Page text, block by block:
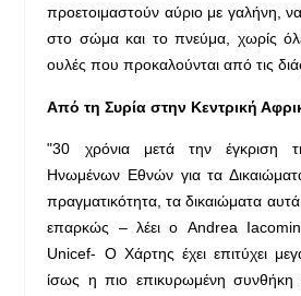
προετοιμαστούν αύριο με γαλήνη,
στο σώμα και το πνεύμα, χωρίς
ουλές που προκαλούνται από τις
Από τη Συρία στην Κεντρική
"30 χρόνια μετά την έγκριση
Ηνωμένων Εθνών για τα
πραγματικότητα, τα δικαιώματα
επαρκώς – λέει ο Andrea
Unicef- Ο Χάρτης έχει επιτύχει
ίσως η πιο επικυρωμένη